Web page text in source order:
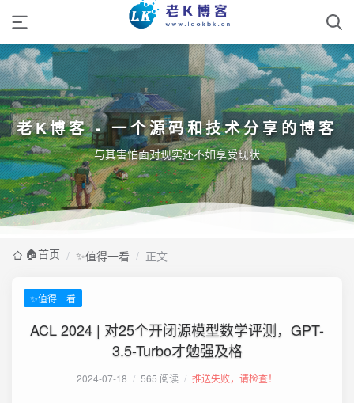
老K博客 - 一个源码和技术分享的博客
与其害怕面对现实还不如享受现状
🏠️首页 / ✨值得一看 / 正文
✨值得一看
ACL 2024 | 对25个开闭源模型数学评测，GPT-
3.5-Turbo才勉强及格
2024-07-18 / 565 阅读 / 推送失败，请检查！